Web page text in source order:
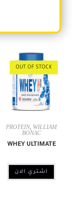
OUT OF STOCK
PROTEIN WILLIAM
BONAC
WHEY ULTIMATE
اشتري الان